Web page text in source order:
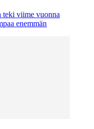
teki viime vuonna
enemmän